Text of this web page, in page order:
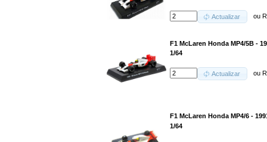
Actualizar ou
F1 McLaren Honda MP4/5B -
1/64
Actualizar ou
F1 McLaren Honda MP4/6 -
1/64